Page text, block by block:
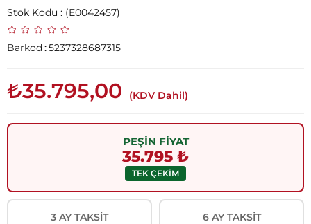
Stok Kodu (E0042457)
Barkod:5237328687315
₺35.795,00 (KDV Dahil)
PEŞİN FİYAT
35.795 ₺
TEK ÇEKİM
3 AY TAKSIT 6 AY TAKSIT